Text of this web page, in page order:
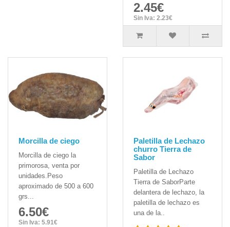
2.45€
Sin Iva: 2.23€
Morcilla de ciego
Morcilla de ciego la
primorosa, venta por
unidades.Peso
aproximado de 500 a 600
grs...
6.50€
Sin Iva: 5.91€
Paletilla de Lechazo
churro Tierra de
Sabor
Paletilla de Lechazo
Tierra de SaborParte
delantera de lechazo, la
paletilla de lechazo es
una de la..